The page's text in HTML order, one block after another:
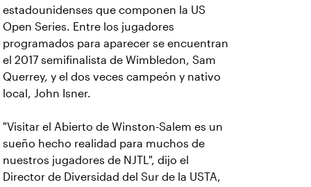
estadounidenses que componen la US
Open Series. Entre los jugadores
programados para aparecer se encuentran
el 2017 semifinalista de Wimbledon, Sam
Querrey, y el dos veces campeón y nativo
local, John Isner.
"Visitar el Abierto de Winston-Salem es un
sueño hecho realidad para muchos de
nuestros jugadores de NJTL", dijo el
Director de Diversidad del Sur de la USTA,